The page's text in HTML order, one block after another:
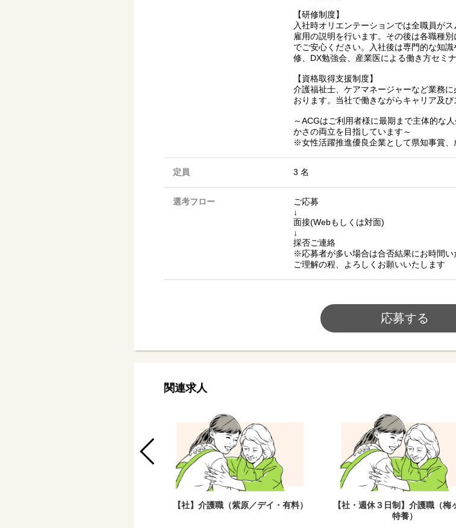
【研修制度】
入社時オリエンテーションでは全職員が
雇用の説明を行います。その後は各職種
でご安心ください。入社後は専門的な知
修、DX勉強会、産業医による働き方セミ
【資格取得支援制度】
介護福祉士、ケアマネージャーなど業務
おります。当社で働きながらキャリア及び
～ACGはご利用者様に最期まで主体的な
かさの両立を目指しています～
※女性活躍推進優良企業として県知事賞
定員 3 名
選考フロー
ご応募
↓
面接(Webもしくは対面)
↓
採否ご連絡
※応募者が多い場合は合否結果にお時間
ご理解の程、よろしくお願いいたします
応募する
関連求人
【社】介護職（紫原／デイ・有料）
【社・週休３日制】介護職（梅
特養）